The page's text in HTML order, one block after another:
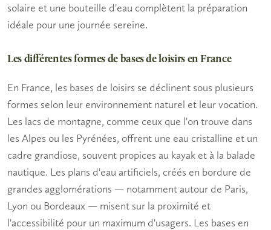
solaire et une bouteille d'eau complètent la préparation
idéale pour une journée sereine.
Les différentes formes de bases de loisirs en France
En France, les bases de loisirs se déclinent sous plusieurs
formes selon leur environnement naturel et leur vocation.
Les lacs de montagne, comme ceux que l'on trouve dans
les Alpes ou les Pyrénées, offrent une eau cristalline et un
cadre grandiose, souvent propices au kayak et à la balade
nautique. Les plans d'eau artificiels, créés en bordure de
grandes agglomérations — notamment autour de Paris,
Lyon ou Bordeaux — misent sur la proximité et
l'accessibilité pour un maximum d'usagers. Les bases en